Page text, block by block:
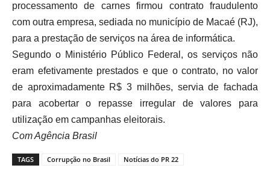
processamento de carnes firmou contrato fraudulento
com outra empresa, sediada no município de Macaé (RJ),
para a prestação de serviços na área de informática.
Segundo o Ministério Público Federal, os serviços não
eram efetivamente prestados e que o contrato, no valor
de aproximadamente R$ 3 milhões, servia de fachada
para acobertar o repasse irregular de valores para
utilização em campanhas eleitorais.
Com Agência Brasil
TAGS Corrupção no Brasil Notícias do PR 22